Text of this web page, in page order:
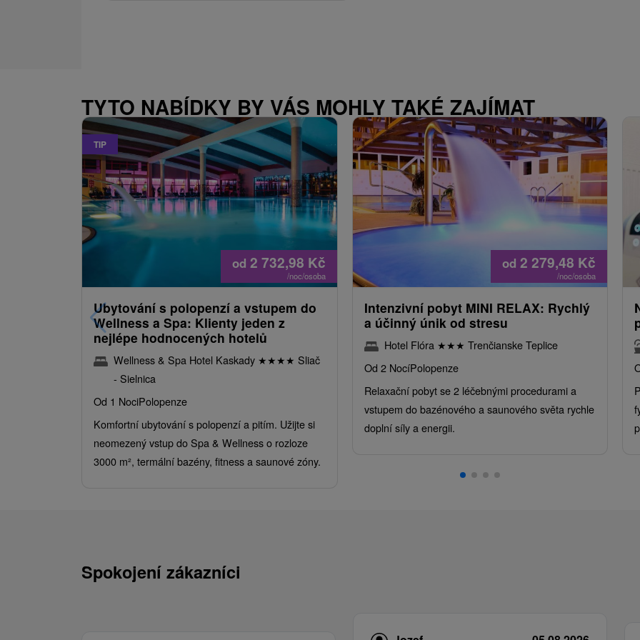
TYTO NABÍDKY BY VÁS MOHLY TAKÉ ZAJÍMAT
TIP
od 2 732,98 Kč
/noc/osoba
Ubytování s polopenzí a vstupem do
Wellness a Spa: Klienty jeden z
nejlépe hodnocených hotelů
Wellness & Spa Hotel Kaskady ★★★★ Sliač
- Sielnica
Od 1 NociPolopenze
Komfortní ubytování s polopenzí a pitím. Užijte si
neomezený vstup do Spa & Wellness o rozloze
3000 m², termální bazény, fitness a saunové zóny.
od 2 279,48 Kč
/noc/osoba
Intenzivní pobyt MINI RELAX: Rychlý
a účinný únik od stresu
Hotel Flóra ★★★ Trenčianske Teplice
Od 2 NocíPolopenze
Relaxační pobyt se 2 léčebnými procedurami a
vstupem do bazénového a saunového světa rychle
doplní síly a energii.
Spokojení zákazníci